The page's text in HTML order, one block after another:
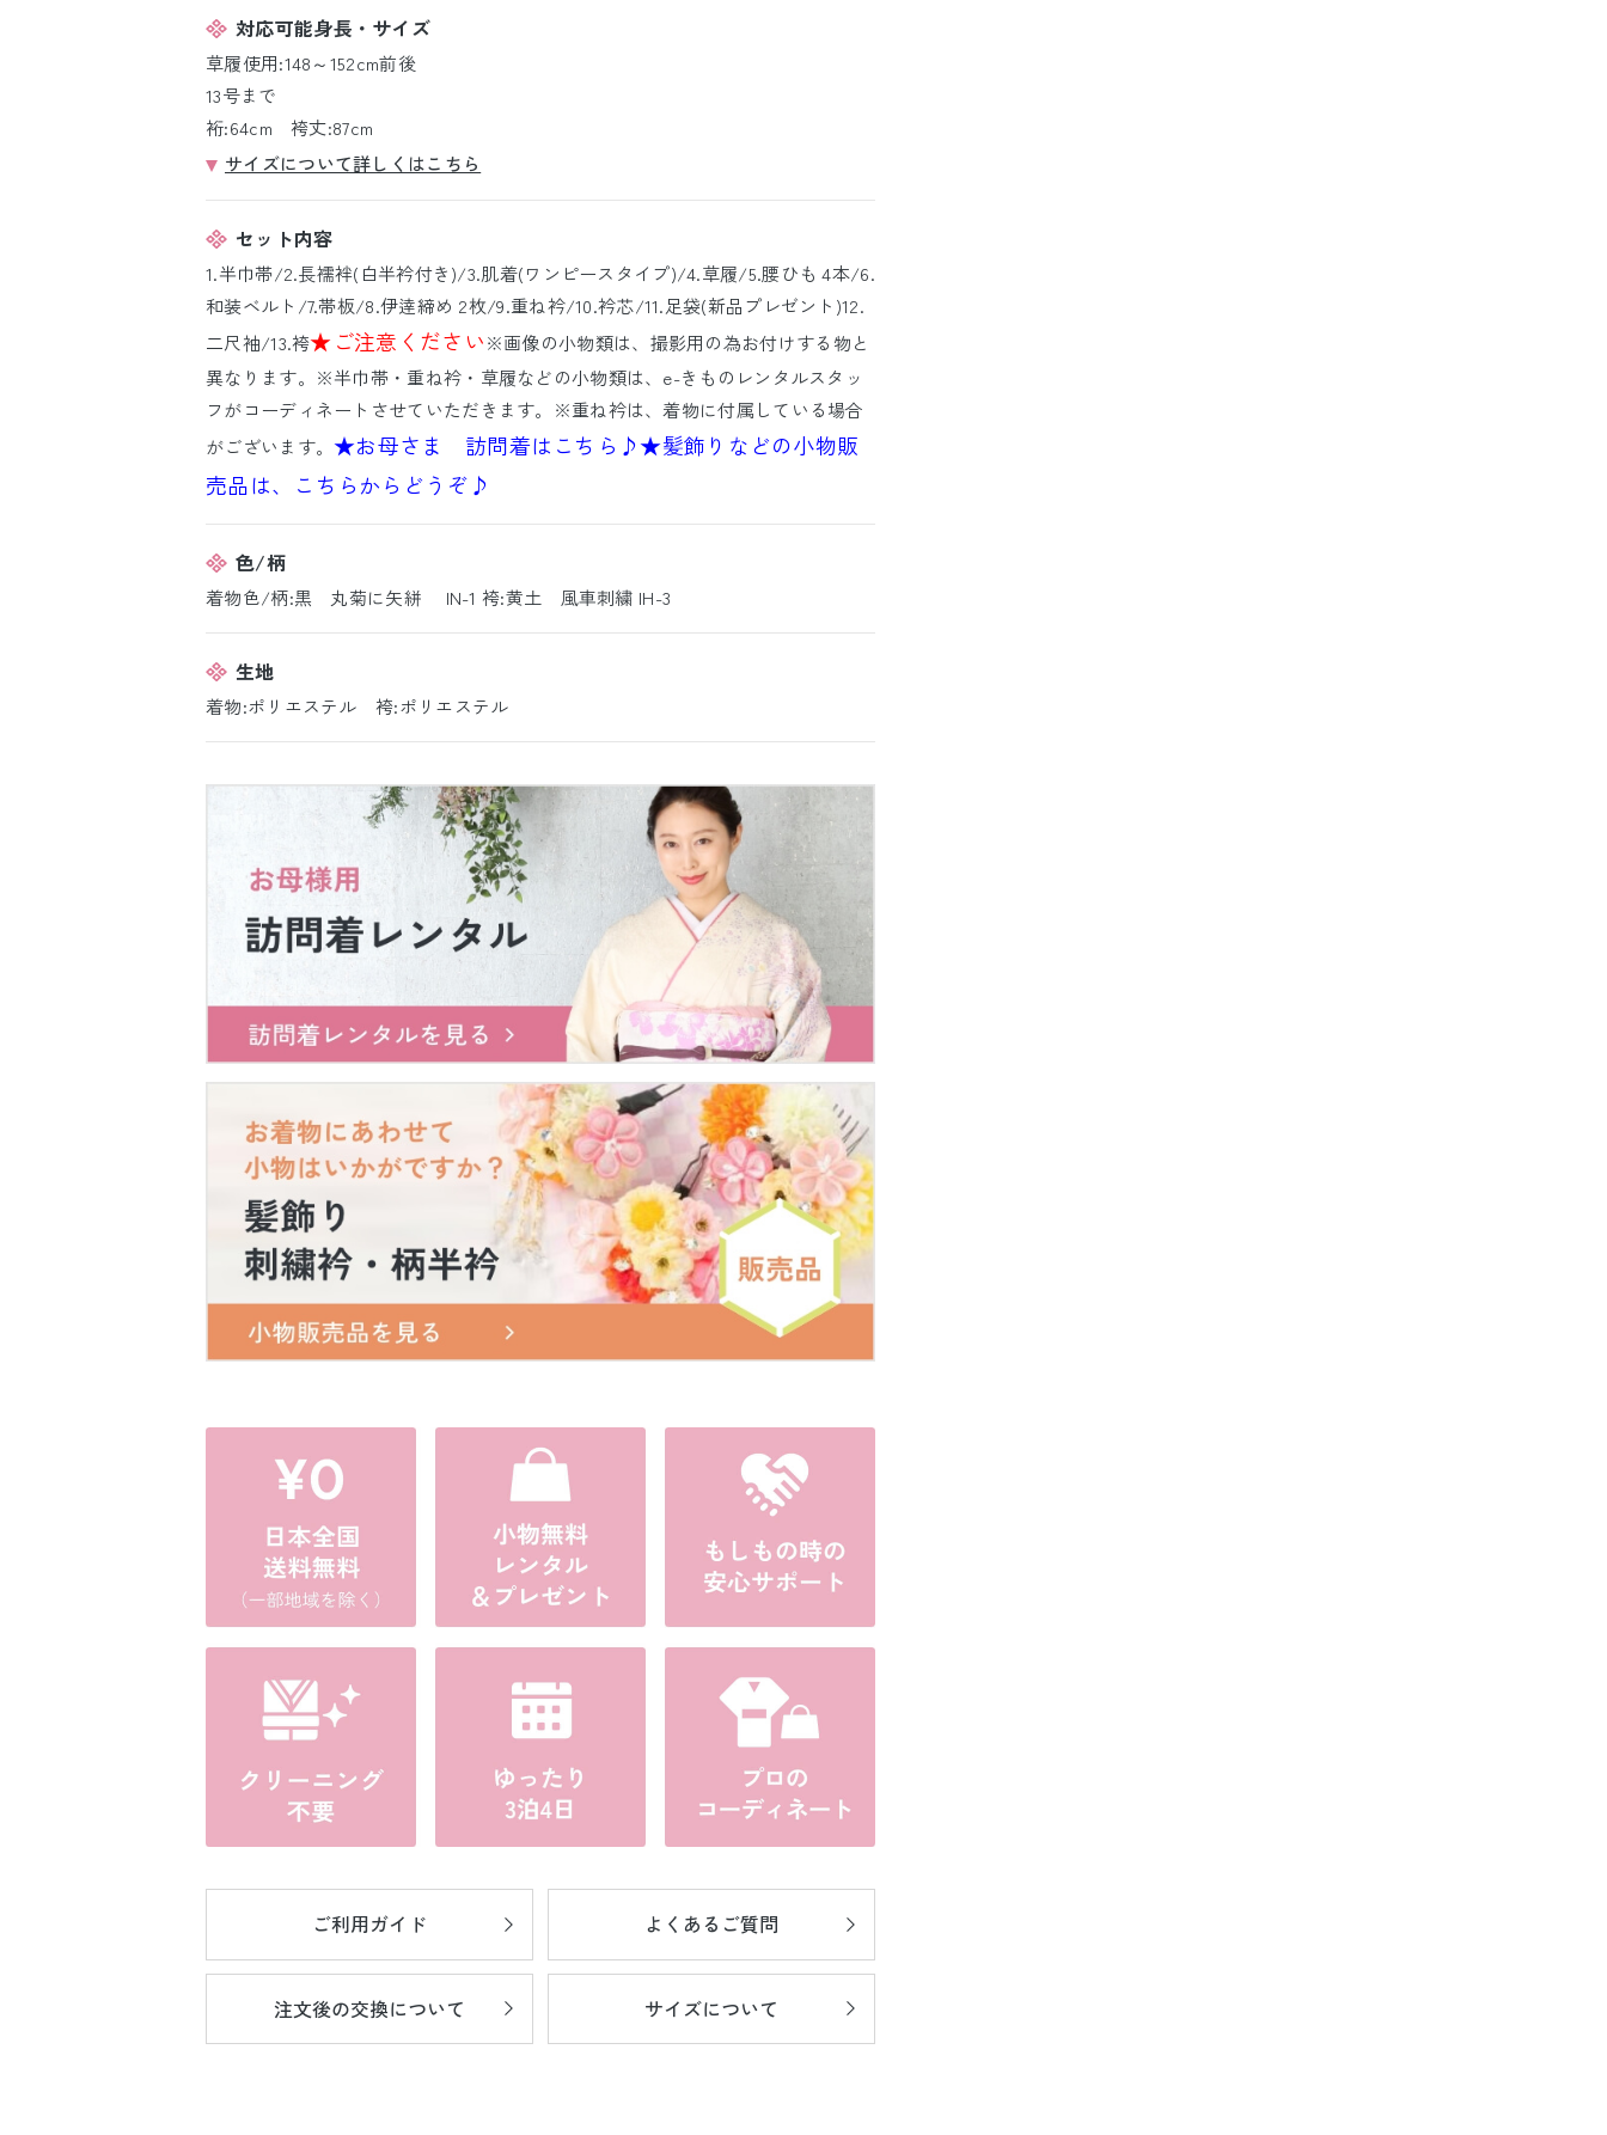
対応可能身長・サイズ
草履使用:148～152cm前後
13号まで
裄:64cm 袴丈:87cm
サイズについて詳しくはこちら
セット内容
1.半巾帯/2.長襦袢(白半衿付き)/3.肌着(ワンピースタイプ)/4.草履/5.腰ひも 4本/6.
和装ベルト/7.帯板/8.伊逹締め 2枚/9.重ね衿/10.衿芯/11.足袋(新品プレゼント)12.
二尺袖/13.袴★ご注意ください※画像の小物類は、撮影用の為お付けする物と
異なります。※半巾帯・重ね衿・草履などの小物類は、e-きものレンタルスタッ
フがコーディネートさせていただきます。※重ね衿は、着物に付属している場合
がございます。★お母さま 訪問着はこちら♪★髪飾りなどの小物販
売品は、こちらからどうぞ♪
色/柄
着物色/柄:黒 丸菊に矢絣 IN-1 袴:黄土 風車刺繍 IH-3
生地
着物:ポリエステル 袴:ポリエステル
ご利用ガイド よくあるご質問
注文後の交換について サイズについて